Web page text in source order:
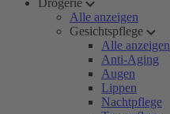
Drogerie
Alle anzeigen
Gesichtspflege
Alle anzeigen
Anti-Aging
Augen
Lippen
Nachtpflege